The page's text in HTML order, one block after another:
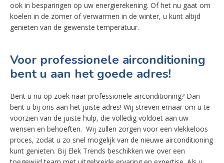
ook in besparingen op uw energierekening. Of het nu gaat om
koelen in de zomer of verwarmen in de winter, u kunt altijd
genieten van de gewenste temperatuur.
Voor professionele airconditioning
bent u aan het goede adres!
Bent u nu op zoek naar professionele airconditioning? Dan
bent u bij ons aan het juiste adres! Wij streven ernaar om u te
voorzien van de juiste hulp, die volledig voldoet aan uw
wensen en behoeften. Wij zullen zorgen voor een vlekkeloos
proces, zodat u zo snel mogelijk van de nieuwe airconditioning
kunt genieten. Bij Elek Trends beschikken we over een